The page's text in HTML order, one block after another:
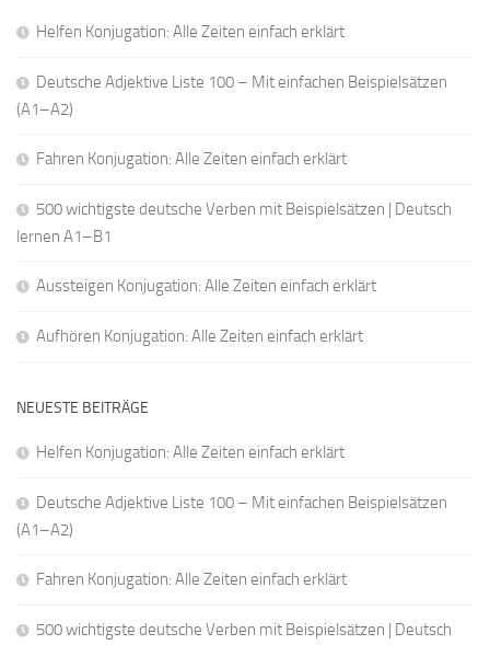
Helfen Konjugation: Alle Zeiten einfach erklärt
Deutsche Adjektive Liste 100 – Mit einfachen Beispielsätzen
(A1–A2)
Fahren Konjugation: Alle Zeiten einfach erklärt
500 wichtigste deutsche Verben mit Beispielsätzen | Deutsch
lernen A1–B1
Aussteigen Konjugation: Alle Zeiten einfach erklärt
Aufhören Konjugation: Alle Zeiten einfach erklärt
NEUESTE BEITRÄGE
Helfen Konjugation: Alle Zeiten einfach erklärt
Deutsche Adjektive Liste 100 – Mit einfachen Beispielsätzen
(A1–A2)
Fahren Konjugation: Alle Zeiten einfach erklärt
500 wichtigste deutsche Verben mit Beispielsätzen | Deutsch